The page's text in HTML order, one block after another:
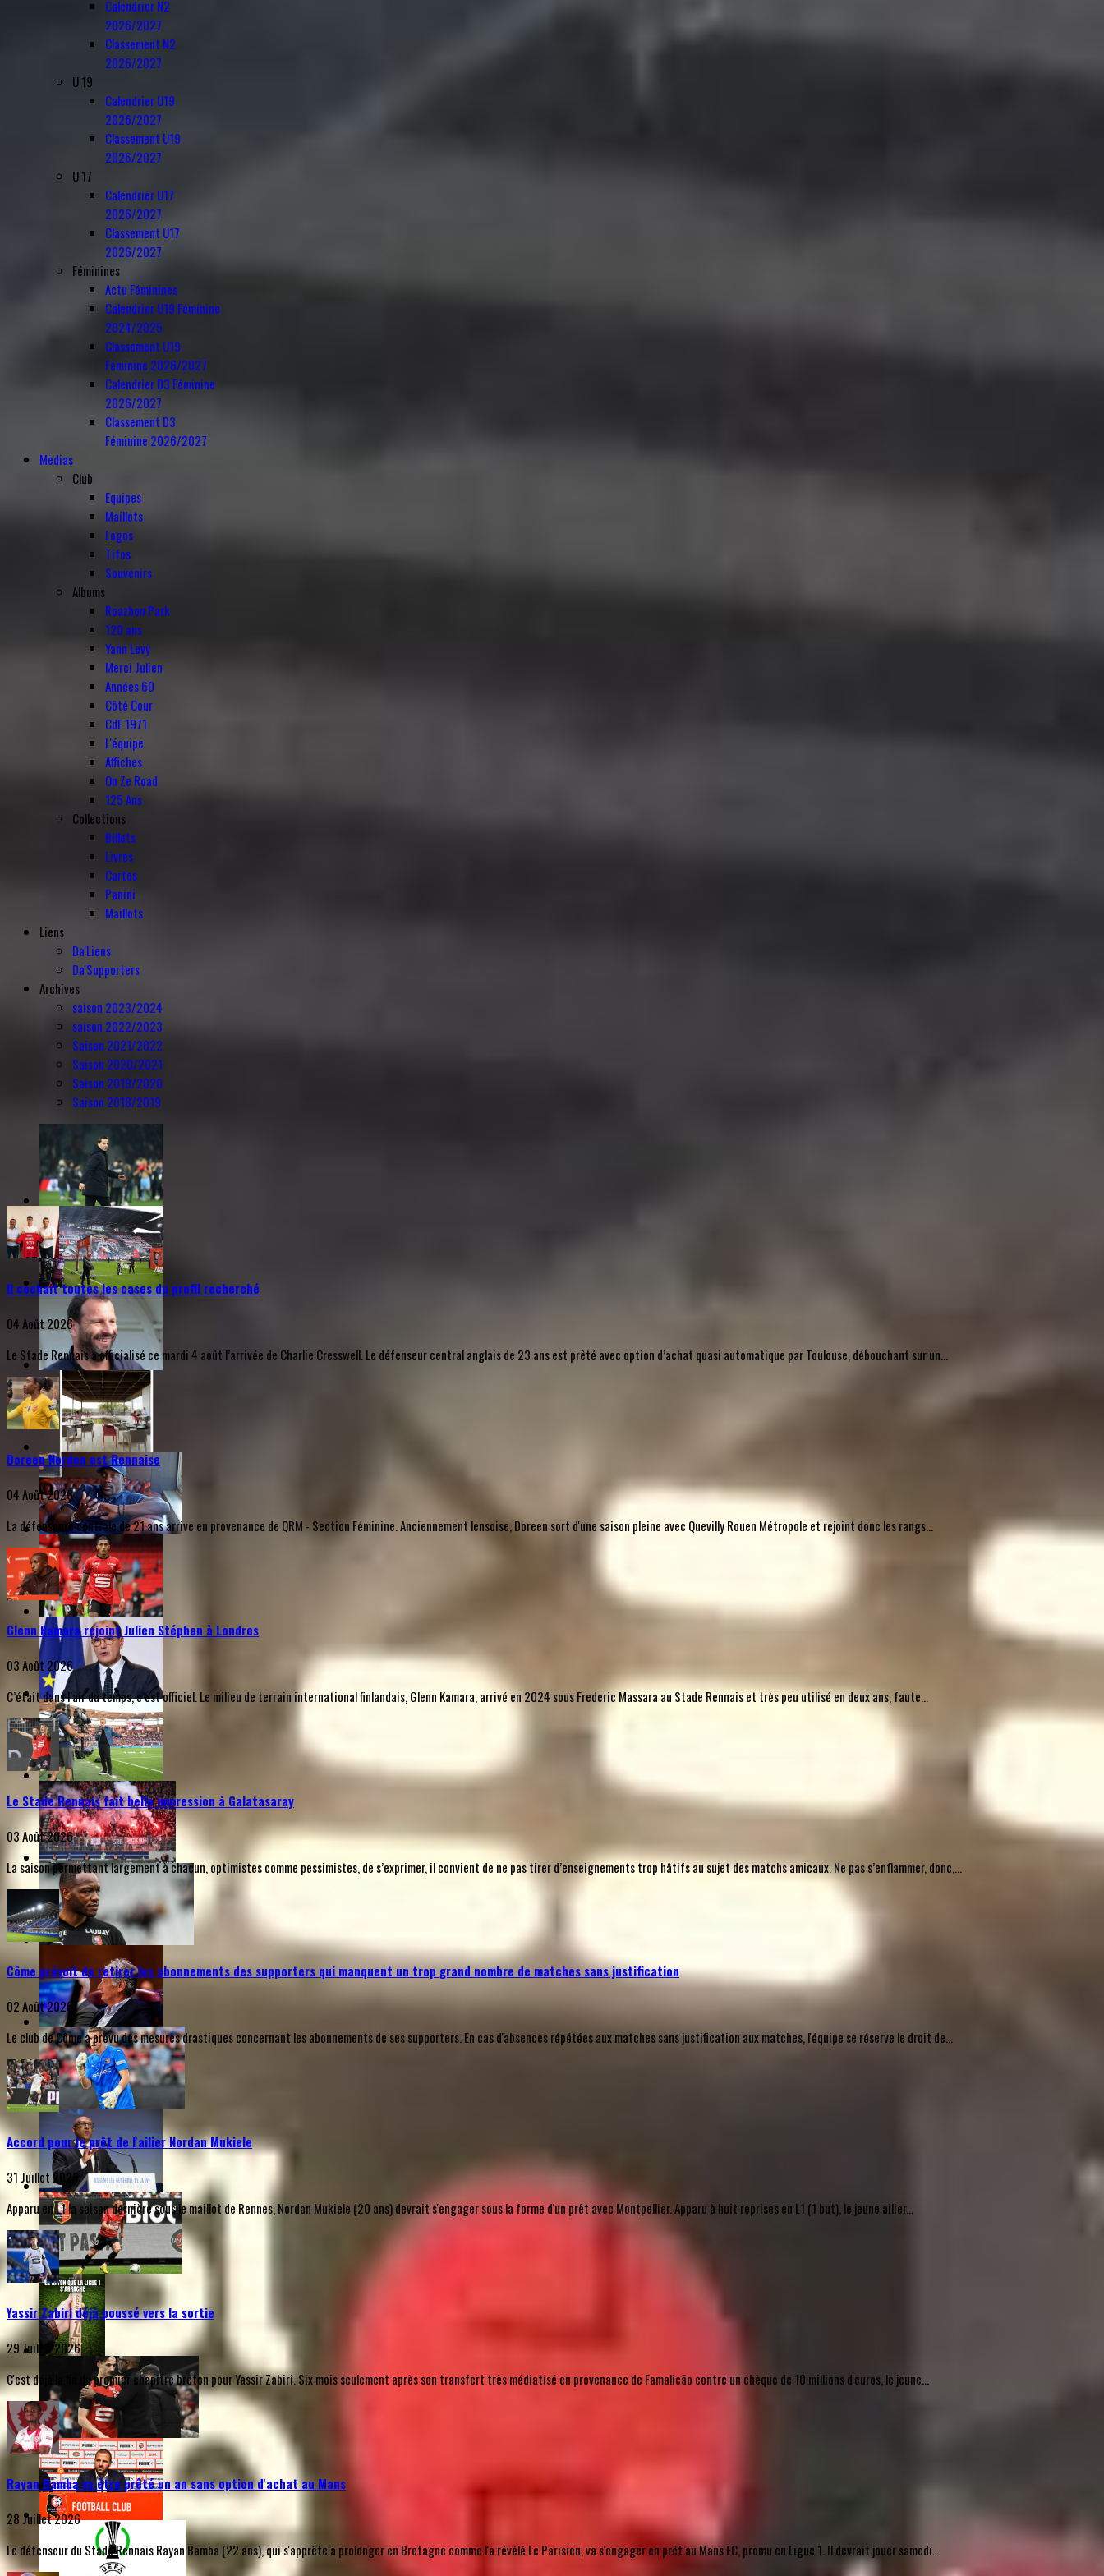
Calendrier N2
2026/2027
Classement N2
2026/2027
U 19
Calendrier U19
2026/2027
Classement U19
2026/2027
U 17
Calendrier U17
2026/2027
Classement U17
2026/2027
Féminines
Actu Féminines
Calendrier U19 Féminine
2024/2025
Classement U19
Féminine 2026/2027
Calendrier D3 Féminine
2026/2027
Classement D3
Féminine 2026/2027
Medias
Club
Equipes
Maillots
Logos
Tifos
Souvenirs
Albums
Roazhon Park
120 ans
Yann Levy
Merci Julien
Années 60
Côté Cour
CdF 1971
L'équipe
Affiches
On Ze Road
125 Ans
Collections
Billets
Livres
Cartes
Panini
Maillots
Liens
Da'Liens
Da'Supporters
Archives
saison 2023/2024
saison 2022/2023
Saison 2021/2022
Saison 2020/2021
Saison 2019/2020
Saison 2018/2019
Il cochait toutes les cases du profil recherché
04 Août 2026
Le Stade Rennais a officialisé ce mardi 4 août l’arrivée de Charlie Cresswell. Le défenseur central anglais de 23 ans est prêté avec option d’achat quasi automatique par Toulouse, débouchant sur un...
Doreen Norden est Rennaise
04 Août 2026
La défenseure centrale de 21 ans arrive en provenance de QRM - Section Féminine. Anciennement lensoise, Doreen sort d'une saison pleine avec Quevilly Rouen Métropole et rejoint donc les rangs...
Glenn Kamara rejoint Julien Stéphan à Londres
03 Août 2026
C’était dans l’air du temps, c’est officiel. Le milieu de terrain international finlandais, Glenn Kamara, arrivé en 2024 sous Frederic Massara au Stade Rennais et très peu utilisé en deux ans, faute...
Le Stade Rennais fait belle impression à Galatasaray
03 Août 2026
La saison permettant largement à chacun, optimistes comme pessimistes, de s’exprimer, il convient de ne pas tirer d’enseignements trop hâtifs au sujet des matchs amicaux. Ne pas s’enflammer, donc,...
Côme prévoit de retirer les abonnements des supporters qui manquent un trop grand nombre de matches sans justification
02 Août 2026
Le club de Côme a prévu des mesures drastiques concernant les abonnements de ses supporters. En cas d'absences répétées aux matches sans justification aux matches, l'équipe se réserve le droit de...
Accord pour le prêt de l'ailier Nordan Mukiele
31 Juillet 2026
Apparu en L1 la saison dernière sous le maillot de Rennes, Nordan Mukiele (20 ans) devrait s'engager sous la forme d'un prêt avec Montpellier. Apparu à huit reprises en L1 (1 but), le jeune ailier...
Yassir Zabiri déjà poussé vers la sortie
29 Juillet 2026
C'est déjà la fin du premier chapitre breton pour Yassir Zabiri. Six mois seulement après son transfert très médiatisé en provenance de Famalicão contre un chèque de 10 millions d'euros, le jeune...
Rayan Bamba va être prêté un an sans option d'achat au Mans
28 Juillet 2026
Le défenseur du Stade Rennais Rayan Bamba (22 ans), qui s'apprête à prolonger en Bretagne comme l'a révélé Le Parisien, va s'engager en prêt au Mans FC, promu en Ligue 1. Il devrait jouer samedi...